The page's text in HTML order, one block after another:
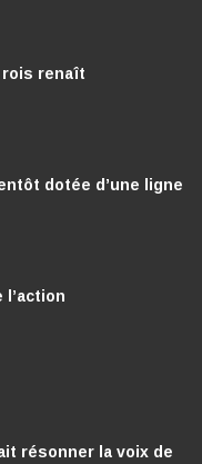
rois renaît
dotée d’une ligne
l’action
résonner la voix de